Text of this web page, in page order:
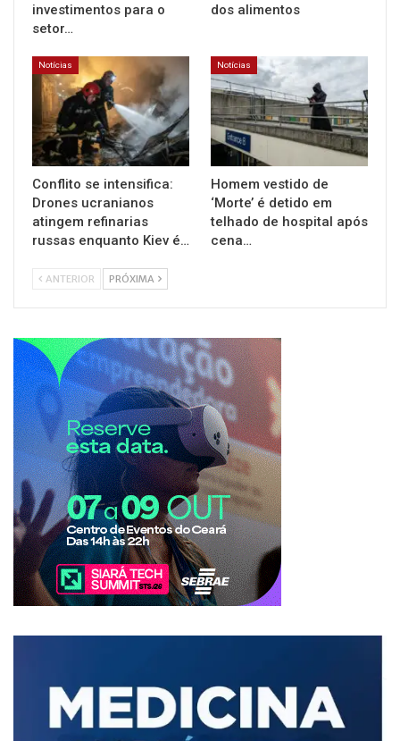
investimentos para o
setor…
dos alimentos
Notícias
Conflito se intensifica:
Drones ucranianos
atingem refinarias
russas enquanto Kiev é…
Notícias
Homem vestido de
‘Morte’ é detido em
telhado de hospital após
cena…
ANTERIOR PRÓXIMA